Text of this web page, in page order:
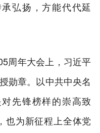
弘扬，方能代代延
周年大会上，习近平
勋章。以中共中央名
先锋榜样的崇高致
也为新征程上全体党